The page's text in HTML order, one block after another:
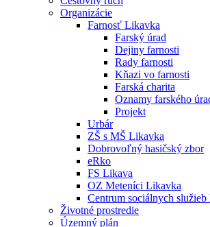
Organizácie
Farnosť Likavka
Farský úrad
Dejiny farnosti
Rady farnosti
Kňazi vo farnosti
Farská charita
Oznamy farského
Projekt
Urbár
ZŠ s MŠ Likavka
Dobrovoľný hasičský zbor
eRko
FS Likava
OZ Meteníci Likavka
Centrum sociálnych
Životné prostredie
Územný plán